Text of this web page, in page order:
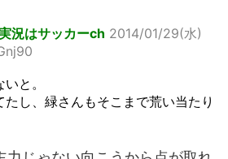
況はサッカーch 2014/01/29(水)
と。
し、緑さんもそこまで荒い当たり